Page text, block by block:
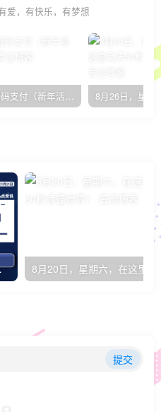
爱，有快乐，有梦想
青涩码支付（新年活动）
界！
提交